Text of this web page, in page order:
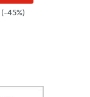
(-45%)